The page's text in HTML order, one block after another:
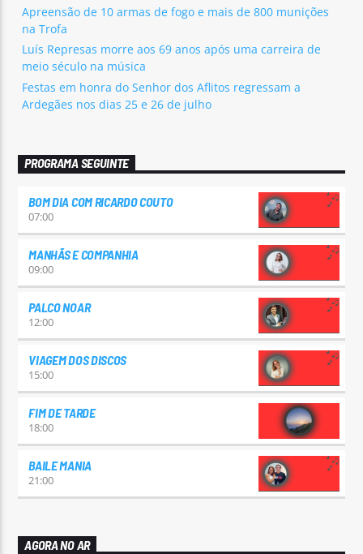
Apreensão de 10 armas de fogo e mais de 800 munições
na Trofa
Luís Represas morre aos 69 anos após uma carreira de
meio século na música
Festas em honra do Senhor dos Aflitos regressam a
Ardegães nos dias 25 e 26 de julho
PROGRAMA SEGUINTE
BOM DIA COM RICARDO COUTO
07:00
MANHÃS E COMPANHIA
09:00
PALCO NOAR
12:00
VIAGEM DOS DISCOS
15:00
FIM DE TARDE
18:00
BAILE MANIA
21:00
AGORA NO AR